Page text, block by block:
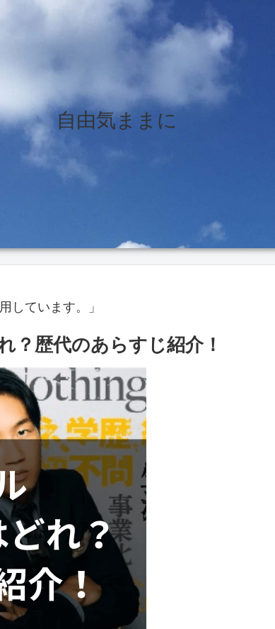
自由気ままに
しています。」
？歴代のあらすじ紹介！